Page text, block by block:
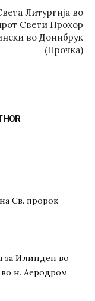
Литургија во
Свети Прохор
во Донибрук
(Прочка)
Св. пророк
за Илинден во
во н. Аеродром,